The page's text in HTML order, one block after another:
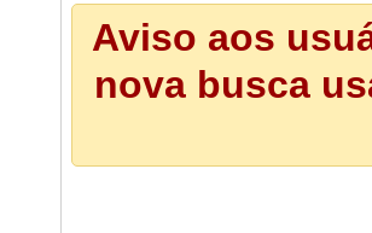
Aviso aos
nova busca